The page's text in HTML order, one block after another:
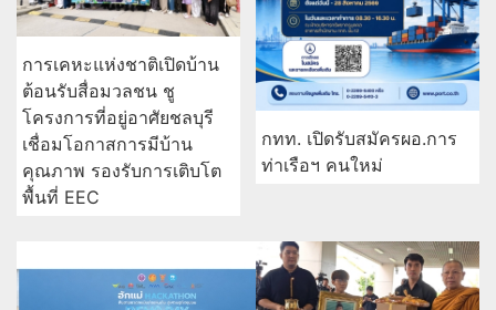
การเคหะแห่งชาติเปิดบ้าน
ต้อนรับสื่อมวลชน ชู
โครงการที่อยู่อาศัยชลบุรี
เชื่อมโอกาสการมีบ้าน
คุณภาพ รองรับการเติบโต
พื้นที่ EEC
กทท. เปิดรับสมัครผอ.การ
ท่าเรือฯ คนใหม่